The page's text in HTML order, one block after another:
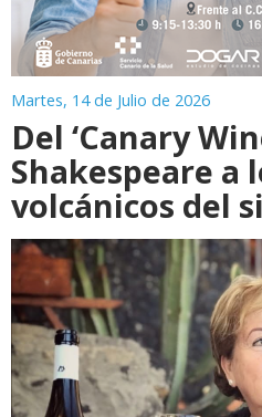
Martes, 14 de Julio de 2026
Del ‘Canary
Shakespeare a
volcánicos del